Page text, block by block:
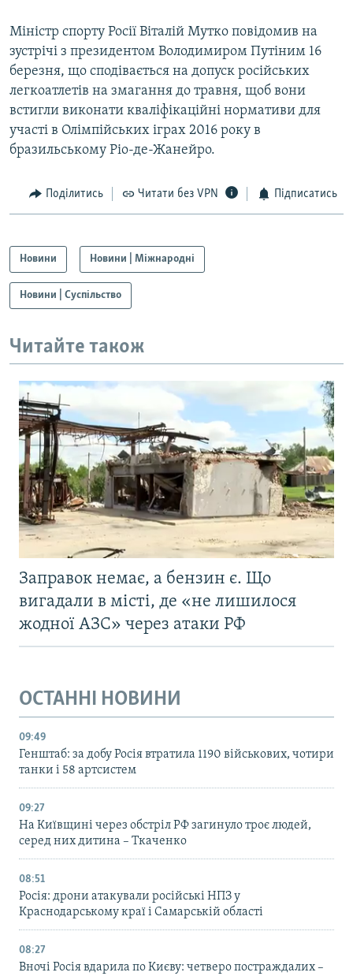
Міністр спорту Росії Віталій Мутко повідомив на
зустрічі з президентом Володимиром Путіним 16
березня, що сподівається на допуск російських
легкоатлетів на змагання до травня, щоб вони
встигли виконати кваліфікаційні нормативи для
участі в Олімпійських іграх 2016 року в
бразильському Ріо-де-Жанейро.
Поділитись Читати без VPN Підписатись
Новини Новини | Міжнародні
Новини | Суспільство
Читайте також
Заправок немає, а бензин є. Що
вигадали в місті, де «не лишилося
жодної АЗС» через атаки РФ
ОСТАННІ НОВИНИ
09:49
Генштаб: за добу Росія втратила 1190 військових, чотири
танки і 58 артсистем
09:27
На Київщині через обстріл РФ загинуло троє людей,
серед них дитина – Ткаченко
08:51
Росія: дрони атакували російські НПЗ у
Краснодарському краї і Самарській області
08:27
Вночі Росія вдарила по Києву: четверо постраждалих –